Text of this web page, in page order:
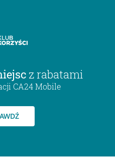
z rabatami
CA24 Mobile